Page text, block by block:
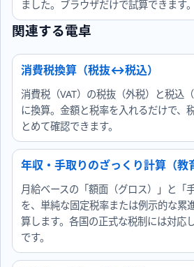
ました。ブラウザだけで試算できます。
関連する電卓
消費税換算（税抜↔税込）
消費税（VAT）の税抜（外税）と税込
に換算。金額と税率を入れるだけで、
とめて確認できます。
年収・手取りのざっくり計算（教
月給ベースの「額面（グロス）」と「
を、単純な固定税率または例示的な累
算します。各国の正式な税制には対応
です。